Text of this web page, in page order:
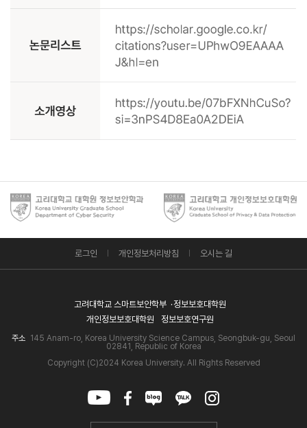
로그인 개인정보처리방침 오시는 길
고려대학교 스마트보안학부
정보보호대학원
개인정보보호대학원
정보보호연구원
주소 145 Anam-ro, Korea University Science Campus, Seongbuk-gu, Seoul
02841, Republic of Korea
Copyright (C)2024 Korea University. All Rights Reserved